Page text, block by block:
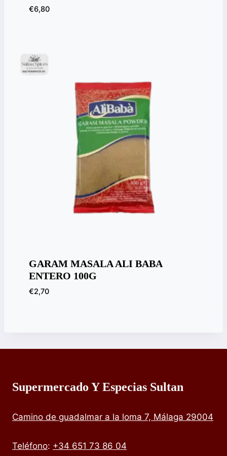
€6,80
GARAM MASALA ALI BABA
ENTERO 100G
€2,70
Supermercado Y Especias Sultan
Camino de guadalmar a la loma 7, Málaga 29004
Teléfono: +34 651 73 86 04